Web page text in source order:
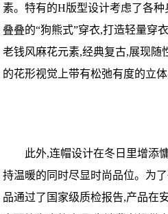
素。特有的H版型设计考虑了各
叠叠的“狗熊式”穿衣,打造轻量穿
老钱风麻花元素,经典复古,展现随
的花形视觉上带有松弛有度的立体
此外,连帽设计在冬日里增添
持温暖的同时尽显时尚品位。为
品通过了国家级质检报告,产品在